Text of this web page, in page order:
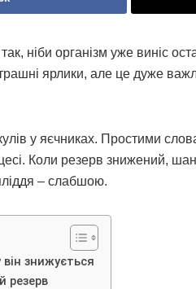
ніби організм уже виніс
ярлики, але це дуже
у яєчниках. Простими
Коли резерв знижений,
– слабшою.
знижується
резерв